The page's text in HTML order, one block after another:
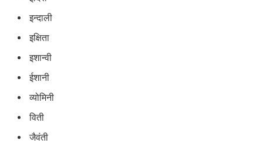
इन्दाली
इक्षिता
इशान्वी
ईशानी
व्योमिनी
विती
जैवंती